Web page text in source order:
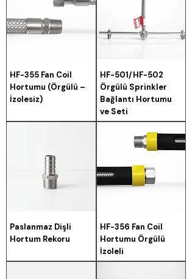
HF-355 Fan Coil
Hortumu (Örgülü –
İzolesiz)
HF-501/HF-502
Örgülü Sprinkler
Bağlantı Hortumu
ve Seti
Paslanmaz Dişli
Hortum Rekoru
HF-356 Fan Coil
Hortumu Örgülü
İzoleli